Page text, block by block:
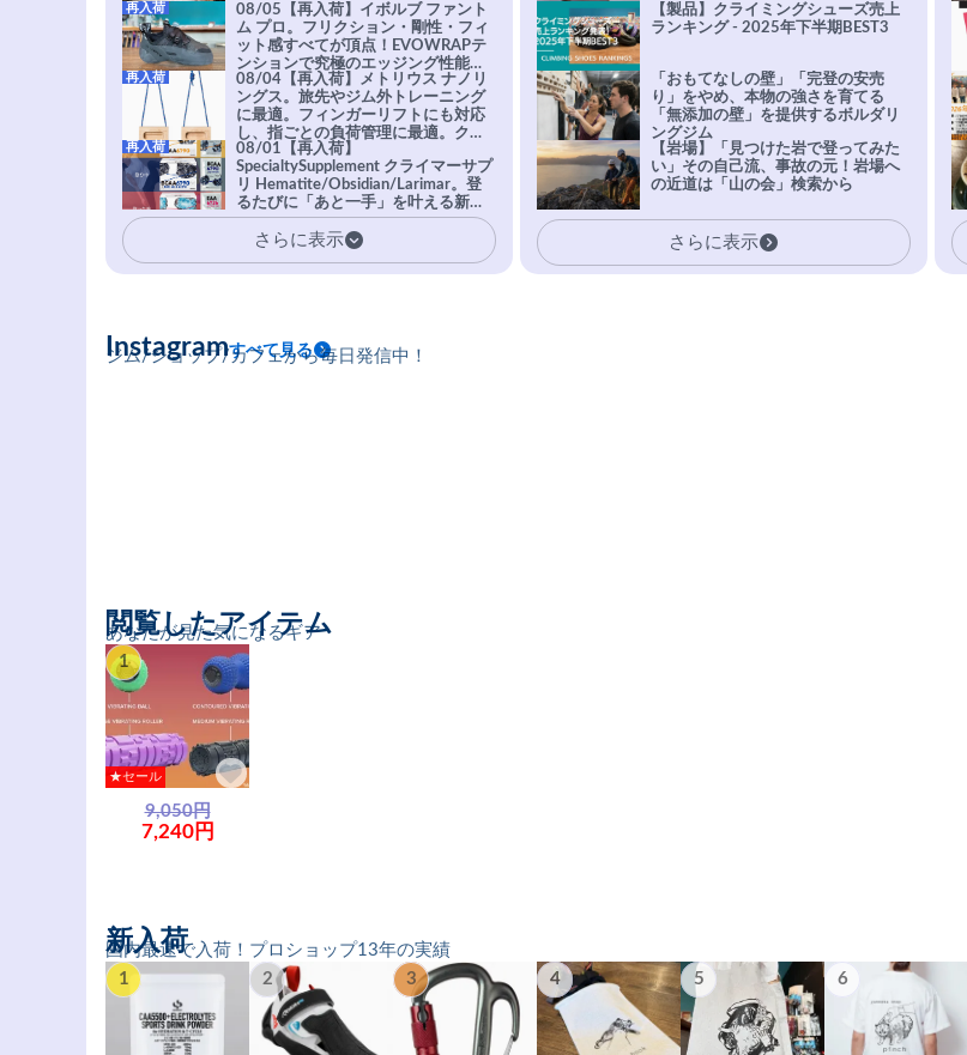
08/05【再入荷】イボルブ ファント
ム プロ。フリクション・剛性・フィ
ット感すべてが頂点！EVOWRAPテ
ンションで究極のエッジング性能を
実現。進化系ラバーEvo-74はTRAX
を凌駕する粘着力で極小ホールドに
安心感。
再入荷
08/04【再入荷】メトリウス ナノリ
ングス。旅先やジム外トレーニング
に最適。フィンガーリフトにも対応
し、指ごとの負荷管理に最適。クラ
イマーの指を本気で鍛えるギア。
再入荷
08/01【再入荷】
SpecialtySupplement クライマーサプ
リ Hematite/Obsidian/Larimar。登
るたびに「あと一手」を叶える新習
慣。高強度・高頻度のトレーニング
に耐えられる体を目指すクライマー
に、圧倒的支持を受ける専用設計サ
プリ。
再入荷
さらに表示
【製品】クライミングシューズ売上
ランキング - 2025年下半期BEST3
「おもてなしの壁」「完登の安売
り」をやめ、本物の強さを育てる
「無添加の壁」を提供するボルダリ
ングジム
【岩場】「見つけた岩で登ってみた
い」その自己流、事故の元！岩場へ
の近道は「山の会」検索から
さらに表示
ジム/ショップ/カフェから毎日発信中！
Instagramすべて見る
あなたが見た気になるギア
閲覧したアイテム
1
★セール
9,050円
7,240円
国内最速で入荷！プロショップ13年の実績
新入荷
1 2 3 4 5 6